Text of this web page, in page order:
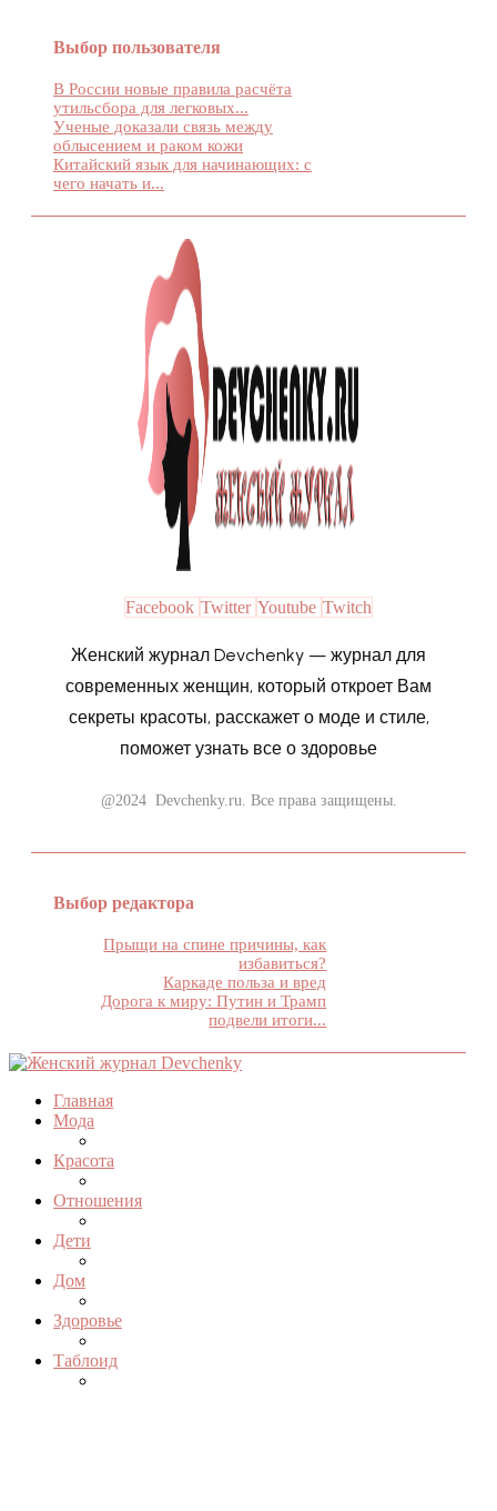
Выбор пользователя
В России новые правила расчёта
утильсбора для легковых...
Ученые доказали связь между
облысением и раком кожи
Китайский язык для начинающих: с
чего начать и...
Facebook Twitter Youtube Twitch
Женский журнал Devchenky — журнал для
современных женщин, который откроет Вам
секреты красоты, расскажет о моде и стиле,
поможет узнать все о здоровье
@2024 Devchenky.ru. Все права защищены.
Выбор редактора
Прыщи на спине причины, как
избавиться?
Каркаде польза и вред
Дорога к миру: Путин и Трамп
подвели итоги...
Главная
Мода
Красота
Отношения
Дети
Дом
Здоровье
Таблоид